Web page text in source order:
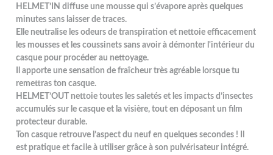
HELMET’IN diffuse une mousse qui s’évapore après quelques
minutes sans laisser de traces.
Elle neutralise les odeurs de transpiration et nettoie efficacement
les mousses et les coussinets sans avoir à démonter l'intérieur du
casque pour procéder au nettoyage.
Il apporte une sensation de fraîcheur très agréable lorsque tu
remettras ton casque.
HELMET’OUT nettoie toutes les saletés et les impacts d’insectes
accumulés sur le casque et la visière, tout en déposant un film
protecteur durable.
Ton casque retrouve l’aspect du neuf en quelques secondes ! Il
est pratique et facile à utiliser grâce à son pulvérisateur intégré.